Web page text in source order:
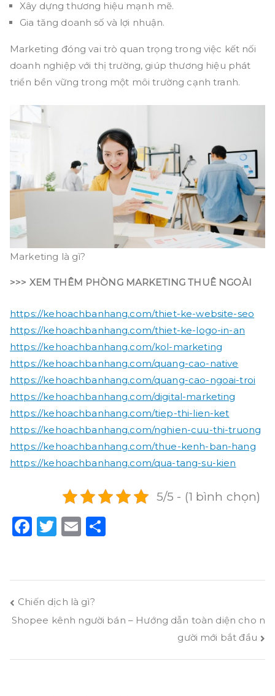
Xây dựng thương hiệu mạnh mẽ.
Gia tăng doanh số và lợi nhuận.
Marketing đóng vai trò quan trọng trong việc kết nối
doanh nghiệp với thị trường, giúp thương hiệu phát
triển bền vững trong một môi trường cạnh tranh.
Marketing là gì?
>>> XEM THÊM PHÒNG MARKETING THUÊ NGOÀI
https://kehoachbanhang.com/thiet-ke-website-seo
https://kehoachbanhang.com/thiet-ke-logo-in-an
https://kehoachbanhang.com/kol-marketing
https://kehoachbanhang.com/quang-cao-native
https://kehoachbanhang.com/quang-cao-ngoai-troi
https://kehoachbanhang.com/digital-marketing
https://kehoachbanhang.com/tiep-thi-lien-ket
https://kehoachbanhang.com/nghien-cuu-thi-truong
https://kehoachbanhang.com/thue-kenh-ban-hang
https://kehoachbanhang.com/qua-tang-su-kien
5/5 - (1 bình chọn)
F
e
b
o
k
T
t
e
r
E
l
r
Điều
hướng
bài
Chiến dịch là gì?
Shopee kênh người bán – Hướng dẫn toàn diện cho n
gười mới bắt đầu